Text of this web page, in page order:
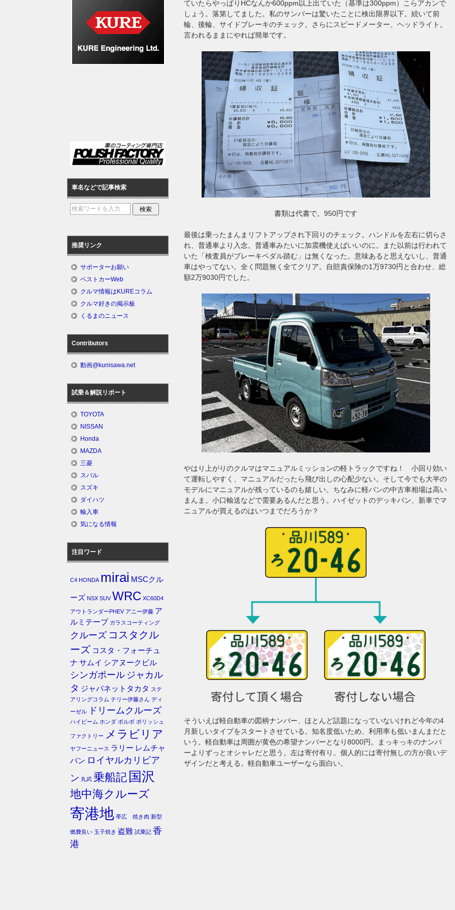
ていたらやっぱりHCなんか600ppm以上出ていた（基準は300ppm）こらアカンで
しょう。落第してました。私のサンバーは驚いたことに検出限界以下。続いて前
輪、後輪、サイドブレーキのチェック。さらにスピードメーター、ヘッドライト。
言われるままにやれば簡単です。
書類は代書で。950円です
最後は乗ったまんまリフトアップされ下回りのチェック。ハンドルを左右に切らさ
れ、普通車より入念。普通車みたいに加震機使えばいいのに。また以前は行われて
いた「検査員がブレーキペダル踏む」は無くなった。意味あると思えないし、普通
車はやってない。全く問題無く全てクリア。自賠責保険の1万9730円と合わせ、総
額2万9030円でした。
やはり上がりのクルマはマニュアルミッションの軽トラックですね！ 小回り効い
て運転しやすく、マニュアルだったら飛び出しの心配少ない。そして今でも大半の
モデルにマニュアルが残っているのも嬉しい。ちなみに軽バンの中古車相場は高い
まんま。小口輸送などで需要あるんだと思う。ハイゼットのデッキバン、新車でマ
ニュアルが買えるのはいつまでだろうか？
そういえば軽自動車の図柄ナンバー、ほとんど話題になっていないけれど今年の4
月新しいタイプをスタートさせている。知名度低いため、利用率も低いまんまだと
いう。軽自動車は周囲が黄色の希望ナンバーとなり8000円。まっキっキのナンバ
ーよりずっとオシャレだと思う。左は寄付有り。個人的には寄付無しの方が良いデ
ザインだと考える。軽自動車ユーザーなら面白い。
車名などで記事検索
推奨リンク
サポーターお願い
ベストカーWeb
クルマ情報はKUREコラム
クルマ好きの掲示板
くるまのニュース
Contributors
動画@kunisawa.net
試乗＆解説リポート
TOYOTA
NISSAN
Honda
MAZDA
三菱
スバル
スズキ
ダイハツ
輸入車
気になる情報
注目ワード
C4 HONDA mirai MSCクル
ーズ NSX SUV WRC XC60D4
アウトランダーPHEV アニー伊藤 ア
ルミテープ ガラスコーティング
クルーズ コスタクル
ーズ コスタ・フォーチュ
ナ サムイ シアヌークビル
シンガポール ジャカル
タ ジャパネットタカタ ステ
アリングコラム テリー伊藤さん ディ
ーゼル
ドリームクルーズ
ハイビーム ホンダ ボルボ ポリッシュ
ファクトリー メラビリア
ヤフーニュース ラリー レムチャ
バン ロイヤルカリビア
ン 丸武 乗船記 国沢
地中海クルーズ
寄港地 帯広 焼き肉 新型
燃費良い 玉子焼き 盗難 試乗記 香
港